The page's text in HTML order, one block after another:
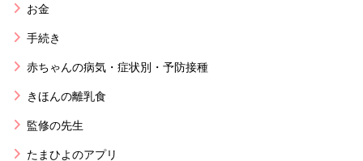
お金
手続き
赤ちゃんの病気・症状別・予防接種
きほんの離乳食
監修の先生
たまひよのアプリ